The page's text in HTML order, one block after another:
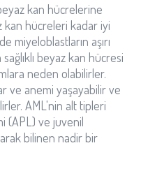
kan hücrelerine
kan hücreleri kadar iyi
miyeloblastların aşırı
beyaz kan hücresi
neden olabilirler.
ve anemi yaşayabilir ve
AML'nin alt tipleri
(APL) ve juvenil
bilinen nadir bir